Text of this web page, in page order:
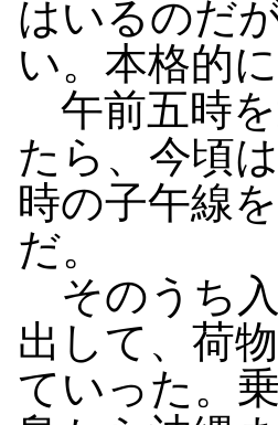
はいるのだ
い。本格的
午前五時を
たら、今頃
時の子午線
だ。
そのうち
出して、荷
ていった。